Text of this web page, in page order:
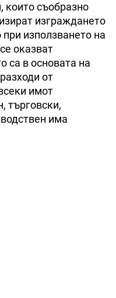
които съобразно
изграждането
използването на
оказват
са в основата на
от
имот
търговски,
има